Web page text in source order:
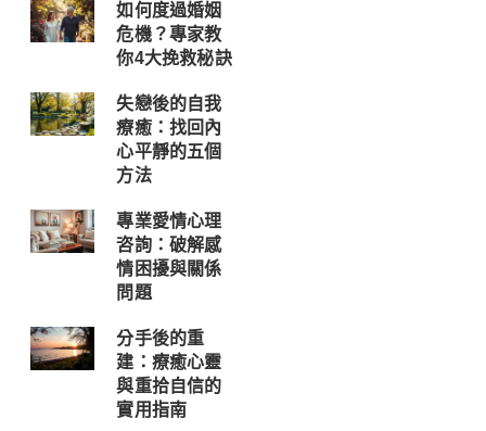
如何度過婚姻
危機？專家教
你4大挽救秘訣
失戀後的自我
療癒：找回內
心平靜的五個
方法
專業愛情心理
咨詢：破解感
情困擾與關係
問題
分手後的重
建：療癒心靈
與重拾自信的
實用指南